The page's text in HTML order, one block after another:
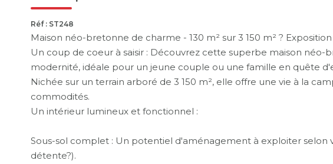
Réf : ST248
Maison néo-bretonne de charme - 130 m² sur 3 150 m² ?
Un coup de coeur à saisir : Découvrez cette superbe maison
modernité, idéale pour un jeune couple ou une famille en quête
Nichée sur un terrain arboré de 3 150 m², elle offre une vie à la
commodités.
Un intérieur lumineux et fonctionnel :
Sous-sol complet : Un potentiel d'aménagement à exploiter selon
détente?).